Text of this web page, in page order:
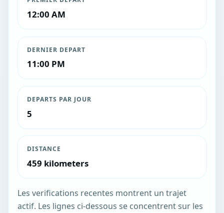
12:00 AM
DERNIER DEPART
11:00 PM
DEPARTS PAR JOUR
5
DISTANCE
459 kilometers
Les verifications recentes montrent un trajet
actif. Les lignes ci-dessous se concentrent sur les